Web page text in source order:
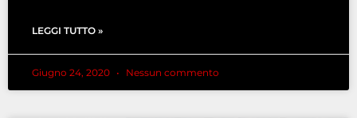
LEGGI TUTTO »
Giugno 24, 2020 Nessun commento